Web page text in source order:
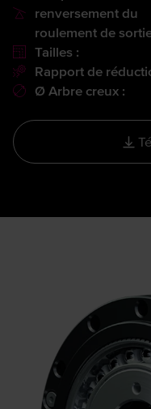
renversement du
roulement de
Tailles :
Rapport de
Ø Arbre creux :